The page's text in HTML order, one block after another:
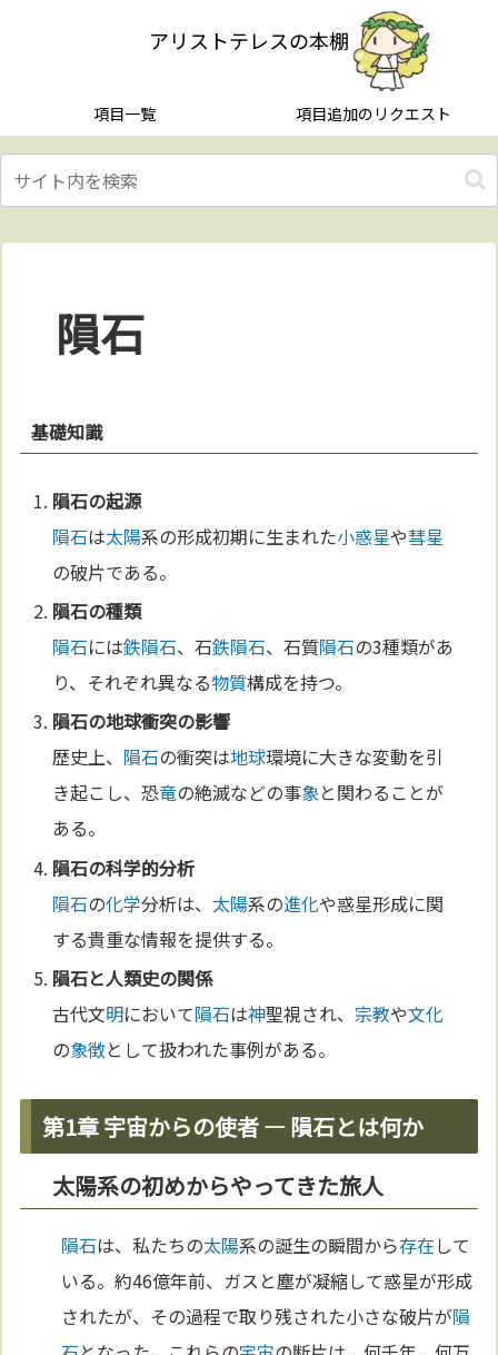
アリストテレスの本棚
項目一覧 項目追加のリクエスト
隕石
基礎知識
隕石の起源
隕石は太陽系の形成初期に生まれた小惑星や彗星
の破片である。
隕石の種類
隕石には鉄隕石、石鉄隕石、石質隕石の3種類があ
り、それぞれ異なる物質構成を持つ。
隕石の地球衝突の影響
歴史上、 隕石の衝突は地球環境に大きな変動を引
き起こし、恐竜の絶滅などの事象と関わることが
ある。
隕石の科学的分析
隕石の化学分析は、 太陽系の進化や惑星形成に関
する貴重な情報を提供する。
隕石と人類史の関係
古代文明において隕石は神聖視され、 宗教や文化
の象徴として扱われた事例がある。
第1章 宇宙からの使者 — 隕石とは何か
太陽系の初めからやってきた旅人
隕石は、私たちの太陽系の誕生の瞬間から存在して
いる。約46億年前、ガスと塵が凝縮して惑星が形成
されたが、その過程で取り残された小さな破片が隕